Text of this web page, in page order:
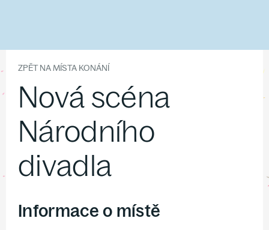
ZPĚT NA MÍSTA KONÁNÍ
Nová scéna
Národního
divadla
Informace o místě